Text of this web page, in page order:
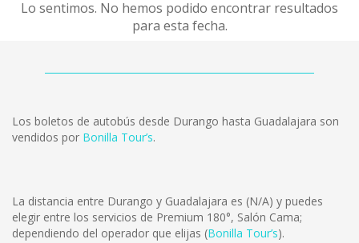
Lo sentimos. No hemos podido encontrar resultados
para esta fecha.
Los boletos de autobús desde Durango hasta Guadalajara son
vendidos por Bonilla Tour’s.
La distancia entre Durango y Guadalajara es (N/A) y puedes
elegir entre los servicios de Premium 180°, Salón Cama;
dependiendo del operador que elijas (Bonilla Tour’s).